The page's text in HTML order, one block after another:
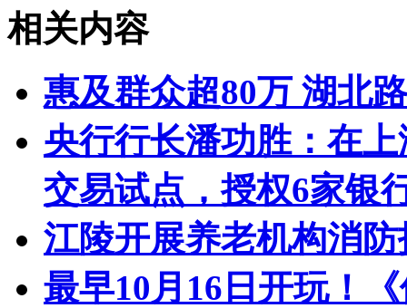
相关内容
惠及群众超80万 湖北
央行行长潘功胜：在
交易试点，授权6家银
江陵开展养老机构消
最早10月16日开玩！